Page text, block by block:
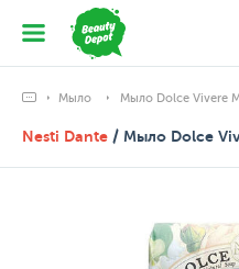
Мыло Мыло Dolce Vivere
Nesti Dante / Мыло Dolce